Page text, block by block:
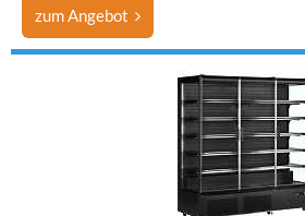
zum Angebot